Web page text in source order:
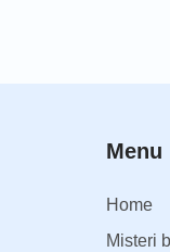
Menu
Home
Misteri